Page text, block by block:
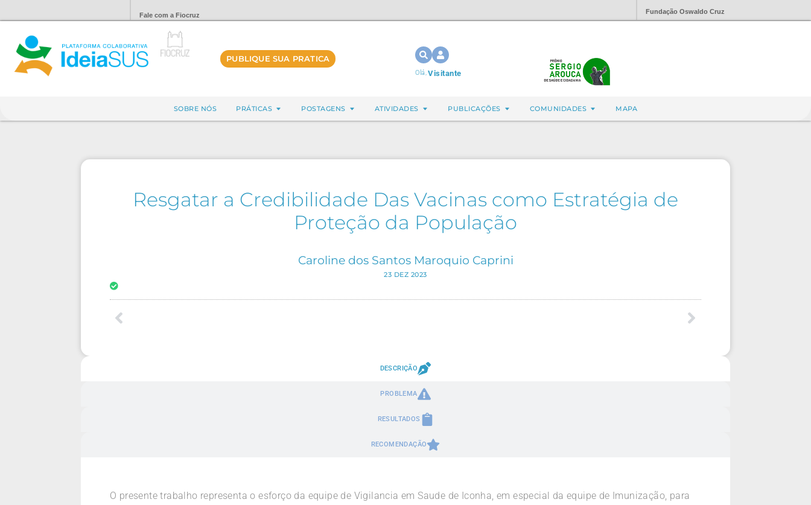
Fale com a Fiocruz Fundação Oswaldo Cruz
PUBLIQUE SUA PRATICA
Olá,Visitante
SOBRE NÓS PRÁTICAS POSTAGENS ATIVIDADES PUBLICAÇÕES COMUNIDADES MAPA
Resgatar a Credibilidade Das Vacinas como Estratégia de
Proteção da População
Caroline dos Santos Maroquio Caprini
23 DEZ 2023
DESCRIÇÃO
PROBLEMA
RESULTADOS
RECOMENDAÇÃO
O presente trabalho representa o esforço da equipe de Vigilancia em Saude de Iconha, em especial da equipe de Imunização, para